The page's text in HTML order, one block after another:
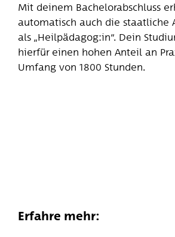
Mit deinem Bachelorabschluss
automatisch auch die staatliche
als „Heilpädagog:in“. Dein
hierfür einen hohen Anteil an
Umfang von 1800 Stunden.
Erfahre mehr: